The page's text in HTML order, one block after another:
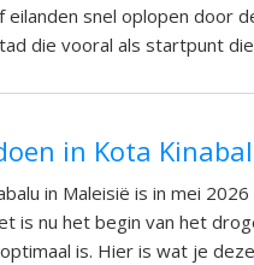
eilanden snel oplopen door
die vooral als startpunt
in Kota
in Maleisië is in mei
is nu het begin van het
is. Hier is wat je